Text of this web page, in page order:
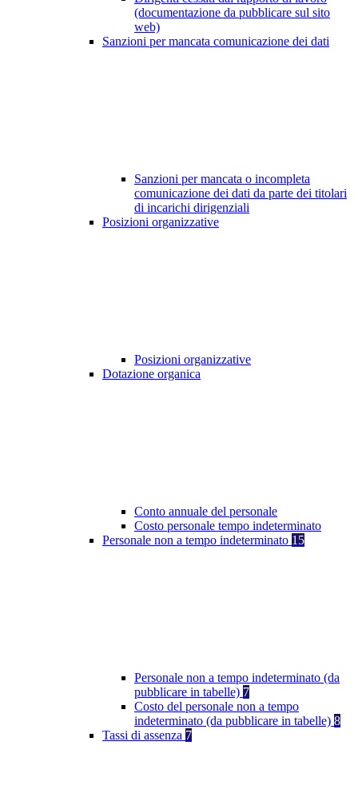
(documentazione da pubblicare sul sito
web)
Sanzioni per mancata comunicazione dei dati
Sanzioni per mancata o incompleta
comunicazione dei dati da parte dei titolari
di incarichi dirigenziali
Posizioni organizzative
Posizioni organizzative
Dotazione organica
Conto annuale del personale
Costo personale tempo indeterminato
Personale non a tempo indeterminato 15
Personale non a tempo indeterminato (da
pubblicare in tabelle) 7
Costo del personale non a tempo
indeterminato (da pubblicare in tabelle) 8
Tassi di assenza 7